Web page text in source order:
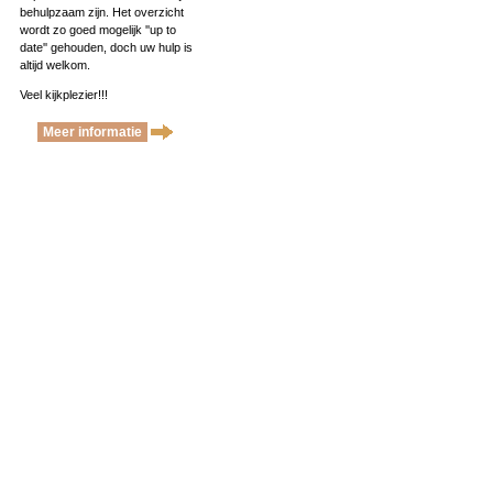
behulpzaam zijn. Het overzicht
wordt zo goed mogelijk ''up to
date'' gehouden, doch uw hulp is
altijd welkom.
Veel kijkplezier!!!
Meer informatie